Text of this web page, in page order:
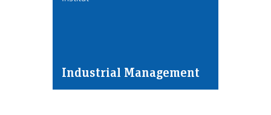
Industrial Management